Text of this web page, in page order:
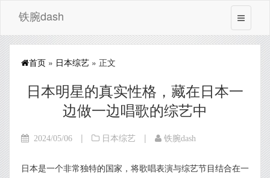
铁腕dash
首页 » 日本综艺 » 正文
日本明星的真实性格，藏在日本一
边做一边唱歌的综艺中
2024/05/06 | 日本综艺 | 铁腕dash
日本是一个非常独特的国家，将歌唱表演与综艺节目结合在一